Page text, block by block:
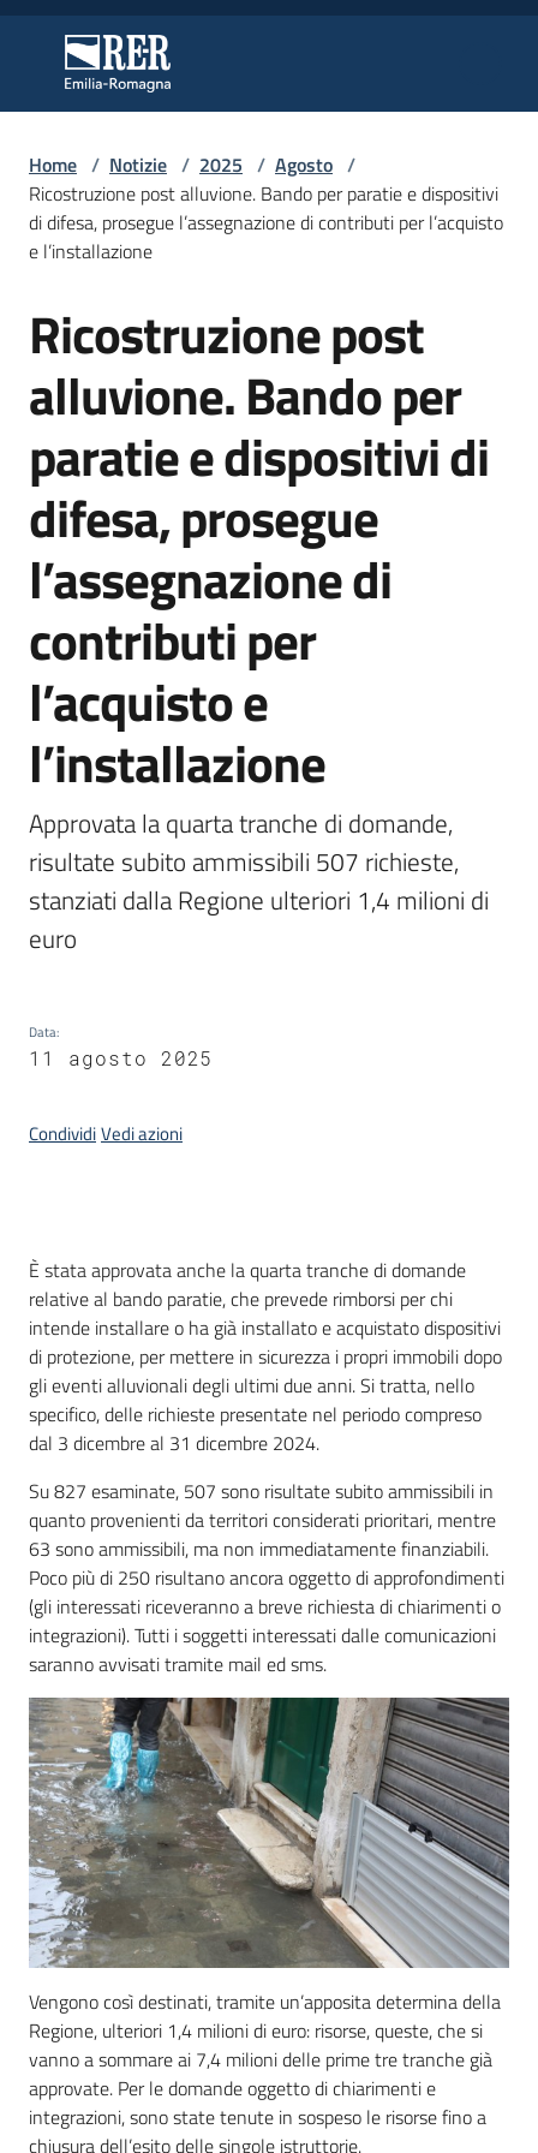
Regione Emilia-Romagna
Regione Emilia-Romagna
Regione
Servizi
Leggi
Atti
Bandi
Argomenti
Campagne
di
comunicazione
Seguici
su
Home / Notizie / 2025 / Agosto /
Ricostruzione post alluvione. Bando per paratie e dispositivi
di difesa, prosegue l’assegnazione di contributi per l’acquisto
e l’installazione
Salta al contenuto
Ricostruzione post
alluvione. Bando per
paratie e dispositivi di
difesa, prosegue
l’assegnazione di
contributi per
l’acquisto e
l’installazione
Approvata la quarta tranche di domande,
risultate subito ammissibili 507 richieste,
stanziati dalla Regione ulteriori 1,4 milioni di
euro
Data:
11 agosto 2025
CondividiVedi azioni
Introduzione
È stata approvata anche la quarta tranche di domande
relative al bando paratie, che prevede rimborsi per chi
intende installare o ha già installato e acquistato dispositivi
di protezione, per mettere in sicurezza i propri immobili dopo
gli eventi alluvionali degli ultimi due anni. Si tratta, nello
specifico, delle richieste presentate nel periodo compreso
dal 3 dicembre al 31 dicembre 2024.
Su 827 esaminate, 507 sono risultate subito ammissibili in
quanto provenienti da territori considerati prioritari, mentre
63 sono ammissibili, ma non immediatamente finanziabili.
Poco più di 250 risultano ancora oggetto di approfondimenti
(gli interessati riceveranno a breve richiesta di chiarimenti o
integrazioni). Tutti i soggetti interessati dalle comunicazioni
saranno avvisati tramite mail ed sms.
Vengono così destinati, tramite un’apposita determina della
Regione, ulteriori 1,4 milioni di euro: risorse, queste, che si
vanno a sommare ai 7,4 milioni delle prime tre tranche già
approvate. Per le domande oggetto di chiarimenti e
integrazioni, sono state tenute in sospeso le risorse fino a
chiusura dell’esito delle singole istruttorie.